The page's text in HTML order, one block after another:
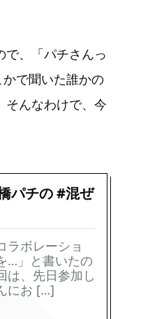
で、「パチさんっ
で聞いた誰かの
そんなわけで、今
パチの #混ぜ
ラボレーショ
…」と書いたの
は、先日参加し
にお […]